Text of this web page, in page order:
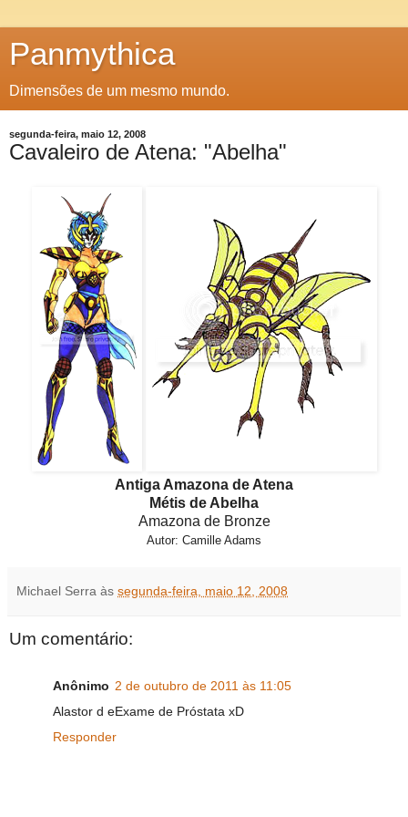
Panmythica
Dimensões de um mesmo mundo.
segunda-feira, maio 12, 2008
Cavaleiro de Atena: "Abelha"
Antiga Amazona de Atena
Métis de Abelha
Amazona de Bronze
Autor: Camille Adams
Michael Serra às segunda-feira, maio 12, 2008
Um comentário:
Anônimo 2 de outubro de 2011 às 11:05
Alastor d eExame de Próstata xD
Responder